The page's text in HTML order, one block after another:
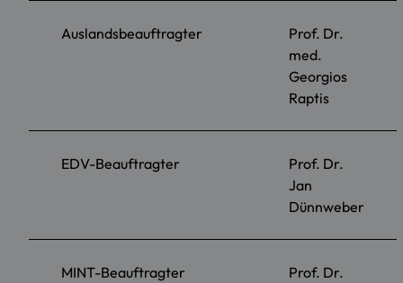
Auslandsbeauftragter
Prof. Dr.
med.
Georgios
Raptis
EDV-Beauftragter
Prof. Dr.
Jan
Dünnweber
MINT-Beauftragter
Prof. Dr.